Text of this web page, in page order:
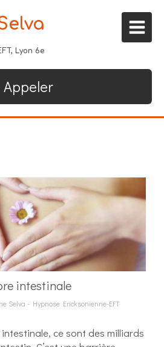
Lyon 6e
Appeler
intestinale
Selva - Hypnose Ericksonienne-EFT
ce sont des milliards